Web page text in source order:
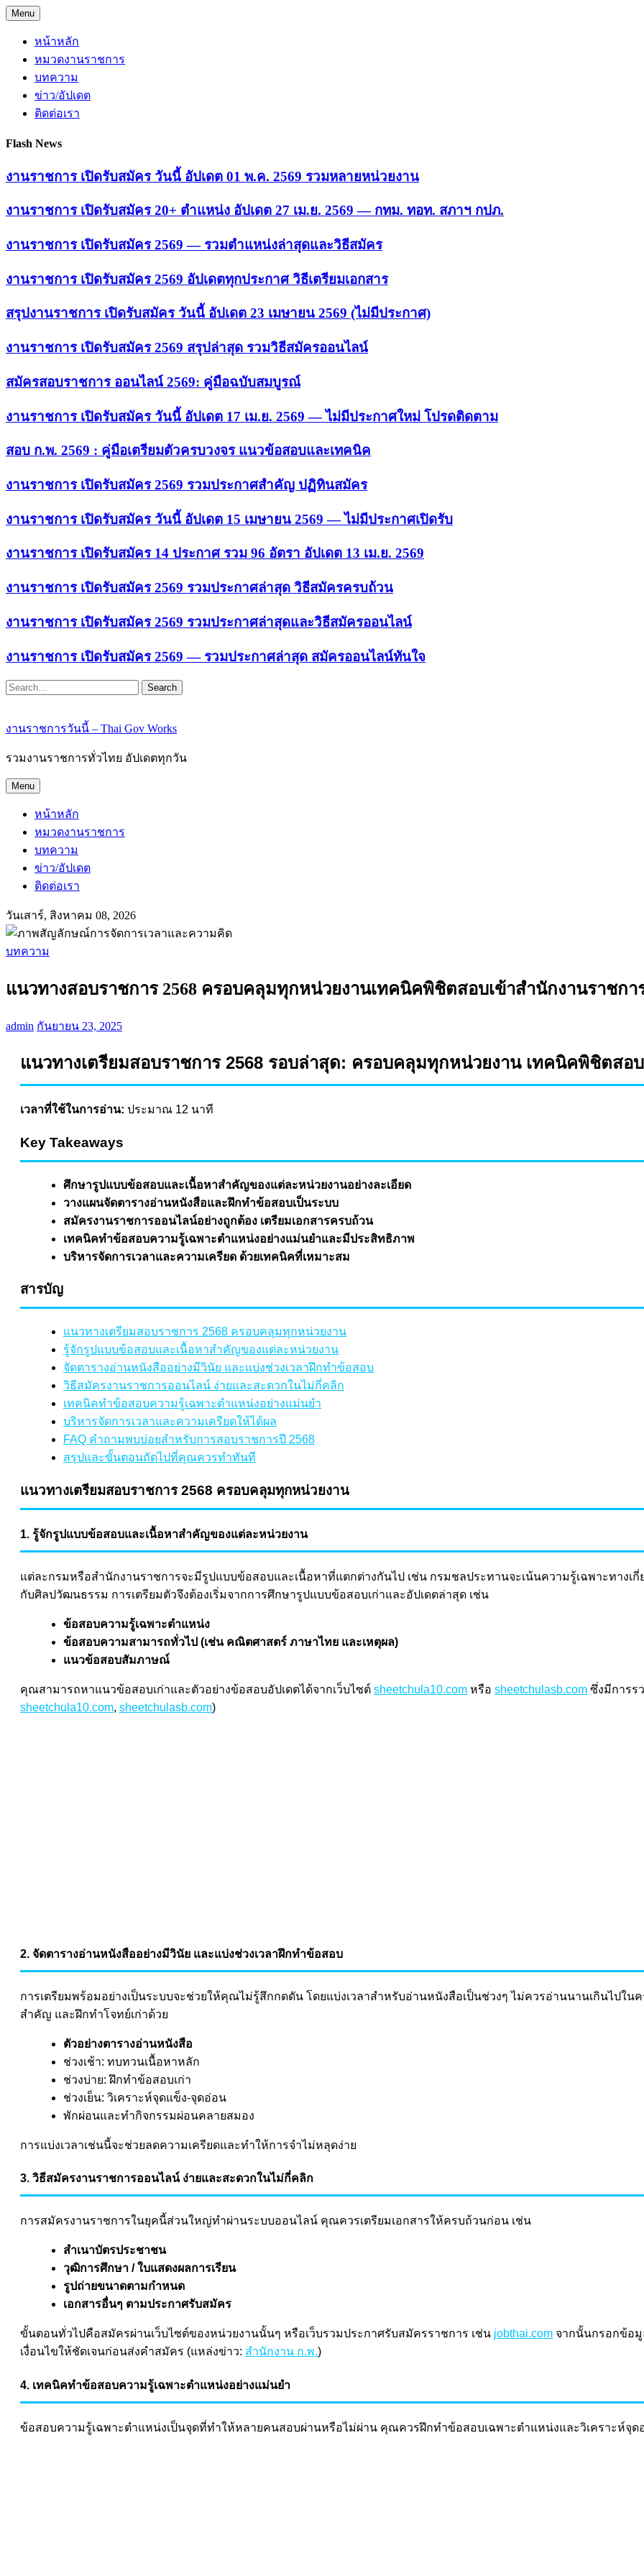
Skip
to
content
Menu
หน้าหลัก
หมวดงานราชการ
บทความ
ข่าว/อัปเดต
ติดต่อเรา
Flash News
งานราชการ เปิดรับสมัคร วันนี้ อัปเดต 01 พ.ค. 2569 รวมหลายหน่วยงาน
งานราชการ เปิดรับสมัคร 20+ ตำแหน่ง อัปเดต 27 เม.ย. 2569 — กทม. ทอท. สภาฯ กปภ.
งานราชการ เปิดรับสมัคร 2569 — รวมตำแหน่งล่าสุดและวิธีสมัคร
งานราชการ เปิดรับสมัคร 2569 อัปเดตทุกประกาศ วิธีเตรียมเอกสาร
สรุปงานราชการ เปิดรับสมัคร วันนี้ อัปเดต 23 เมษายน 2569 (ไม่มีประกาศ)
งานราชการ เปิดรับสมัคร 2569 สรุปล่าสุด รวมวิธีสมัครออนไลน์
สมัครสอบราชการ ออนไลน์ 2569: คู่มือฉบับสมบูรณ์
งานราชการ เปิดรับสมัคร วันนี้ อัปเดต 17 เม.ย. 2569 — ไม่มีประกาศใหม่ โปรดติดตาม
สอบ ก.พ. 2569 : คู่มือเตรียมตัวครบวงจร แนวข้อสอบและเทคนิค
งานราชการ เปิดรับสมัคร 2569 รวมประกาศสำคัญ ปฏิทินสมัคร
งานราชการ เปิดรับสมัคร วันนี้ อัปเดต 15 เมษายน 2569 — ไม่มีประกาศเปิดรับ
งานราชการ เปิดรับสมัคร 14 ประกาศ รวม 96 อัตรา อัปเดต 13 เม.ย. 2569
งานราชการ เปิดรับสมัคร 2569 รวมประกาศล่าสุด วิธีสมัครครบถ้วน
งานราชการ เปิดรับสมัคร 2569 รวมประกาศล่าสุดและวิธีสมัครออนไลน์
งานราชการ เปิดรับสมัคร 2569 — รวมประกาศล่าสุด สมัครออนไลน์ทันใจ
Search
งานราชการวันนี้ – Thai Gov Works
รวมงานราชการทั่วไทย อัปเดตทุกวัน
Menu
หน้าหลัก
หมวดงานราชการ
บทความ
ข่าว/อัปเดต
ติดต่อเรา
วันเสาร์, สิงหาคม 08, 2026
บทความ
แนวทางสอบราชการ 2568 ครอบคลุมทุกหน่วยงานเทคนิคพิชิตสอบเข้าสำนักงานราชกา
admin กันยายน 23, 2025
แนวทางเตรียมสอบราชการ 2568 รอบล่าสุด: ครอบคลุมทุกหน่วยงาน เทคนิคพิชิตสอ
เวลาที่ใช้ในการอ่าน: ประมาณ 12 นาที
Key Takeaways
ศึกษารูปแบบข้อสอบและเนื้อหาสำคัญของแต่ละหน่วยงานอย่างละเอียด
วางแผนจัดตารางอ่านหนังสือและฝึกทำข้อสอบเป็นระบบ
สมัครงานราชการออนไลน์อย่างถูกต้อง เตรียมเอกสารครบถ้วน
เทคนิคทำข้อสอบความรู้เฉพาะตำแหน่งอย่างแม่นยำและมีประสิทธิภาพ
บริหารจัดการเวลาและความเครียด ด้วยเทคนิคที่เหมาะสม
สารบัญ
แนวทางเตรียมสอบราชการ 2568 ครอบคลุมทุกหน่วยงาน
รู้จักรูปแบบข้อสอบและเนื้อหาสำคัญของแต่ละหน่วยงาน
จัดตารางอ่านหนังสืออย่างมีวินัย และแบ่งช่วงเวลาฝึกทำข้อสอบ
วิธีสมัครงานราชการออนไลน์ ง่ายและสะดวกในไม่กี่คลิก
เทคนิคทำข้อสอบความรู้เฉพาะตำแหน่งอย่างแม่นยำ
บริหารจัดการเวลาและความเครียดให้ได้ผล
FAQ คำถามพบบ่อยสำหรับการสอบราชการปี 2568
สรุปและขั้นตอนถัดไปที่คุณควรทำทันที
แนวทางเตรียมสอบราชการ 2568 ครอบคลุมทุกหน่วยงาน
1. รู้จักรูปแบบข้อสอบและเนื้อหาสำคัญของแต่ละหน่วยงาน
แต่ละกรมหรือสำนักงานราชการจะมีรูปแบบข้อสอบและเนื้อหาที่แตกต่างกันไป เช่น กรมชลประทานจะเน้นความรู้เฉพาะทาง
กับศิลปวัฒนธรรม การเตรียมตัวจึงต้องเริ่มจากการศึกษารูปแบบข้อสอบเก่าและอัปเดตล่าสุด เช่น
ข้อสอบความรู้เฉพาะตำแหน่ง
ข้อสอบความสามารถทั่วไป (เช่น คณิตศาสตร์ ภาษาไทย และเหตุผล)
แนวข้อสอบสัมภาษณ์
คุณสามารถหาแนวข้อสอบเก่าและตัวอย่างข้อสอบอัปเดตได้จากเว็บไซต์ sheetchula10.com หรือ sheetchulasb.com ซึ่งมีการร
sheetchula10.com, sheetchulasb.com)
2. จัดตารางอ่านหนังสืออย่างมีวินัย และแบ่งช่วงเวลาฝึกทำข้อสอบ
การเตรียมพร้อมอย่างเป็นระบบจะช่วยให้คุณไม่รู้สึกกดดัน โดยแบ่งเวลาสำหรับอ่านหนังสือเป็นช่วงๆ ไม่ควรอ่านนานเกินไปใน
สำคัญ และฝึกทำโจทย์เก่าด้วย
ตัวอย่างตารางอ่านหนังสือ
ช่วงเช้า: ทบทวนเนื้อหาหลัก
ช่วงบ่าย: ฝึกทำข้อสอบเก่า
ช่วงเย็น: วิเคราะห์จุดแข็ง-จุดอ่อน
พักผ่อนและทำกิจกรรมผ่อนคลายสมอง
การแบ่งเวลาเช่นนี้จะช่วยลดความเครียดและทำให้การจำไม่หลุดง่าย
3. วิธีสมัครงานราชการออนไลน์ ง่ายและสะดวกในไม่กี่คลิก
การสมัครงานราชการในยุคนี้ส่วนใหญ่ทำผ่านระบบออนไลน์ คุณควรเตรียมเอกสารให้ครบถ้วนก่อน เช่น
สำเนาบัตรประชาชน
วุฒิการศึกษา / ใบแสดงผลการเรียน
รูปถ่ายขนาดตามกำหนด
เอกสารอื่นๆ ตามประกาศรับสมัคร
ขั้นตอนทั่วไปคือสมัครผ่านเว็บไซต์ของหน่วยงานนั้นๆ หรือเว็บรวมประกาศรับสมัครราชการ เช่น jobthai.com จากนั้นกรอกข้อ
เงื่อนไขให้ชัดเจนก่อนส่งคำสมัคร (แหล่งข่าว: สำนักงาน ก.พ.)
4. เทคนิคทำข้อสอบความรู้เฉพาะตำแหน่งอย่างแม่นยำ
ข้อสอบความรู้เฉพาะตำแหน่งเป็นจุดที่ทำให้หลายคนสอบผ่านหรือไม่ผ่าน คุณควรฝึกทำข้อสอบเฉพาะตำแหน่งและวิเคราะห์จุด